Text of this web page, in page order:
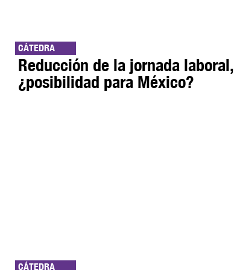
CÁTEDRA
Reducción de la jornada laboral,
¿posibilidad para México?
CÁTEDRA